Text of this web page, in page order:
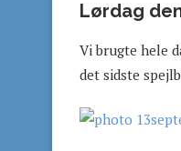
Lørdag
Vi brugte hele
det sidste